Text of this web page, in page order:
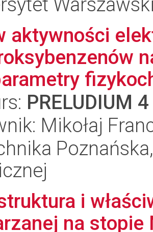
aktywności
PRELUDIUM 4
Mikołaj
i
na stopie